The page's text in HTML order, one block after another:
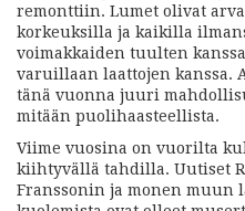
remonttiin. Lumet olivat
korkeuksilla ja kaikilla
voimakkaiden tuulten
varuillaan laattojen
tänä vuonna juuri
mitään puolihaasteellista.
Viime vuosina on vuorilta
kiihtyvällä tahdilla. Uutiset
Franssonin ja monen muun